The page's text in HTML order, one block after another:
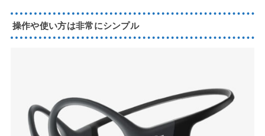
操作や使い方は非常にシンプル